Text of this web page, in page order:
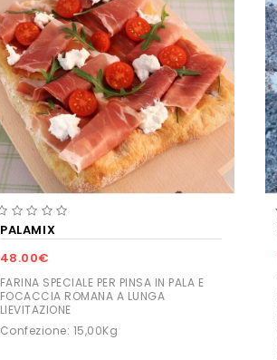
PALAMIX
48.00€
FARINA SPECIALE PER PINSA IN PALA E
FOCACCIA ROMANA A LUNGA
LIEVITAZIONE
Confezione: 15,00Kg